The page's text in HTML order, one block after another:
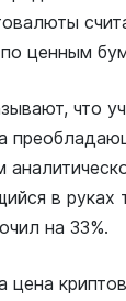
ценным
что
в
на 33%.
цена